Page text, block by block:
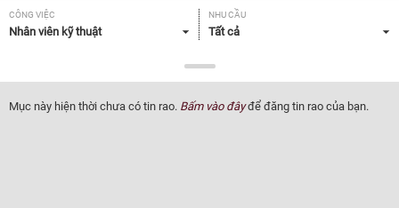
CÔNG VIỆC
Nhân viên kỹ thuật
NHU CẦU
Tất cả
Tất cả
Mục này hiện thời chưa có tin rao. Bấm vào đâyđể đăng tin rao của bạn.